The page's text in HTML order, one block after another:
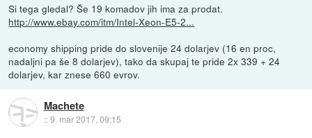
Si tega gledal? Še 19 komadov jih ima za prodat.
http://www.ebay.com/itm/Intel-Xeon-E5-2...
economy shipping pride do slovenije 24 dolarjev (16 en proc,
nadaljni pa še 8 dolarjev), tako da skupaj te pride 2x 339 + 24
dolarjev, kar znese 660 evrov.
Machete
::9. mar 2017, 09:15